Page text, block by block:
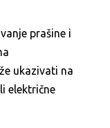
prašine i
ukazivati ​​na
električne